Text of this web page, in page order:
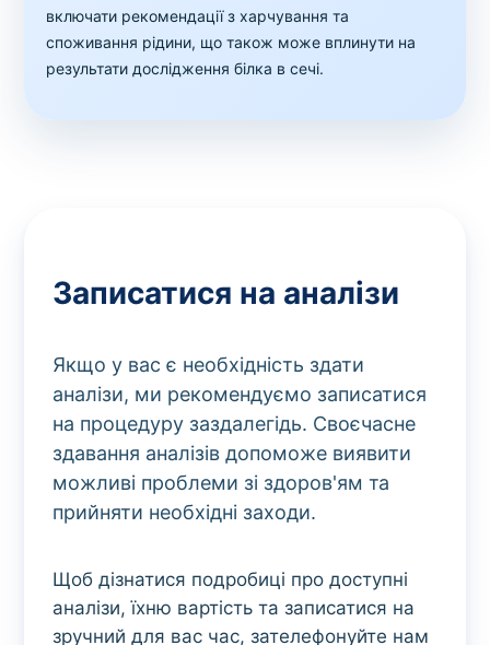
включати рекомендації з харчування та
споживання рідини, що також може вплинути на
результати дослідження білка в сечі.
Записатися на аналізи
Якщо у вас є необхідність здати
аналізи, ми рекомендуємо записатися
на процедуру заздалегідь. Своєчасне
здавання аналізів допоможе виявити
можливі проблеми зі здоров'ям та
прийняти необхідні заходи.
Щоб дізнатися подробиці про доступні
аналізи, їхню вартість та записатися на
зручний для вас час, зателефонуйте нам